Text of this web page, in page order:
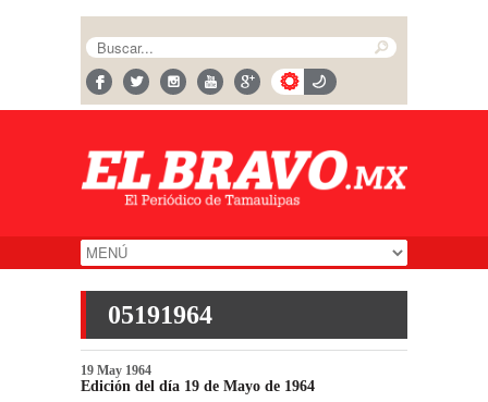
05191964
19 May 1964
Edición del día 19 de Mayo de 1964